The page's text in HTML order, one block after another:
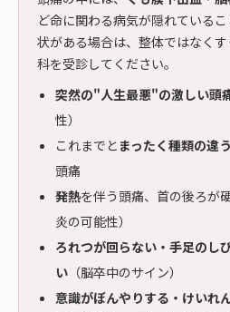
ど命に関わる病気が隠れている
状がある場合は、整体ではなく
科を受診してください。
突然の"人生最悪"の激しい頭
性）
これまでと まったく種類の違
頭痛
発熱を伴う頭痛、首の後ろが
炎の可能性）
ろれつが回らない・手足のし
い （脳卒中のサイン）
意識がぼんやりする・けいれ